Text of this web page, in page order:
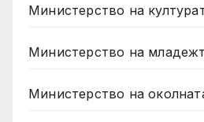
Министерство на
Министерство на
Министерство на